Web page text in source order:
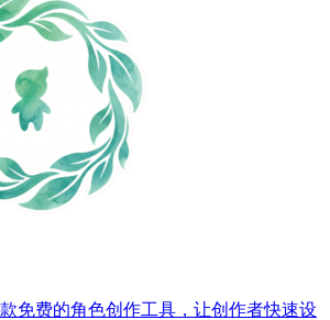
免费的角色创作工具，让创作者快速设